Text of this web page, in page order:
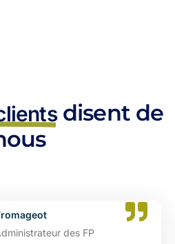
disent de
des FP